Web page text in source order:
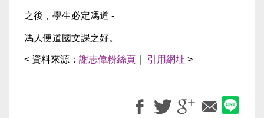
之後，學生必定馮道 -
馮人便道國文課之好。
< 資料來源： 謝志偉粉絲頁 引用網址 >